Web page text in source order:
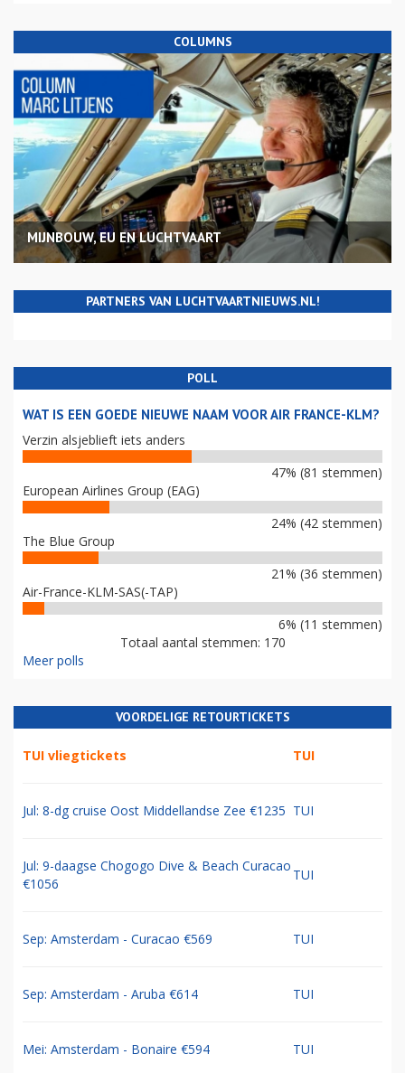
COLUMNS
MIJNBOUW, EU EN LUCHTVAART
PARTNERS VAN LUCHTVAARTNIEUWS.NL!
POLL
WAT IS EEN GOEDE NIEUWE NAAM VOOR AIR FRANCE-KLM?
Verzin alsjeblieft iets anders
47% (81 stemmen)
European Airlines Group (EAG)
24% (42 stemmen)
The Blue Group
21% (36 stemmen)
Air-France-KLM-SAS(-TAP)
6% (11 stemmen)
Totaal aantal stemmen: 170
Meer polls
VOORDELIGE RETOURTICKETS
TUI vliegtickets TUI
Jul: 8-dg cruise Oost Middellandse Zee €1235 TUI
Jul: 9-daagse Chogogo Dive & Beach Curacao
€1056
TUI
Sep: Amsterdam - Curacao €569 TUI
Sep: Amsterdam - Aruba €614 TUI
Mei: Amsterdam - Bonaire €594 TUI